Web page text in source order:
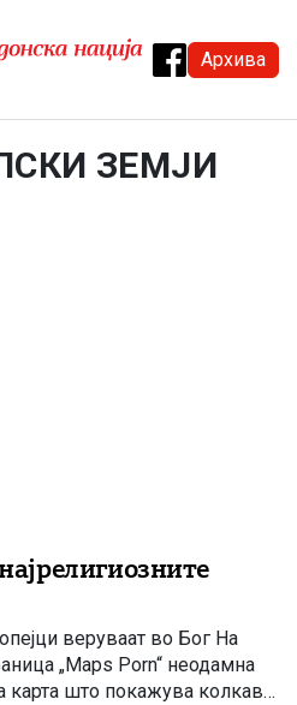
Архива
ЗЕМЈИ
веруваат во Бог На
„Maps Porn“ неодамна
карта што покажува колкав